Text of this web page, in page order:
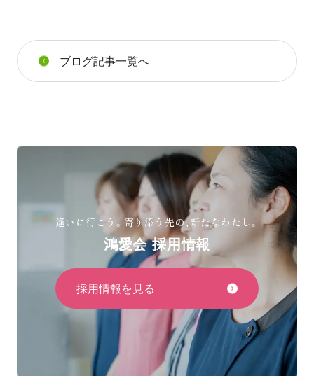
ブログ記事一覧へ
逢いに行こう。寄り添う先の、新たなわたし。
鴻愛会 採用情報
採用情報を見る